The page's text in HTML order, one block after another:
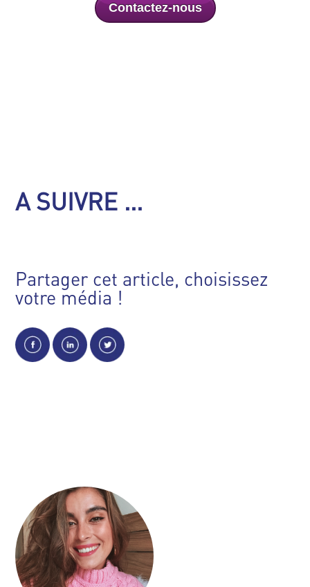
Contactez-nous
A SUIVRE ...
Partager cet article, choisissez
votre média !